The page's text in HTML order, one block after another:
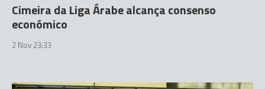
Cimeira da Liga Árabe alcança consenso
económico
2 Nov 23:33